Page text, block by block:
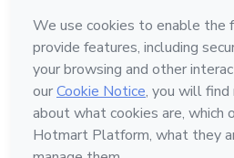
- Como Fracionar
- Receita com Nescau
- Dicas da Pati
Conheça a Hotmart
Idioma